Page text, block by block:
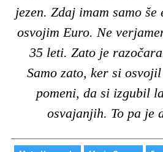
jezen. Zdaj imam samo
osvojim Euro. Ne
35 leti. Zato je
Samo zato, ker si
pomeni, da si izgubil
osvajanjih. To pa je